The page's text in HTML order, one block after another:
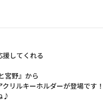
援してくれる
宮野』から
リルキーホルダーが登場です！
♪